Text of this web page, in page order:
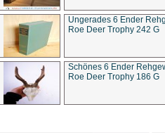
Ungerades 6 Ender
Roe Deer Trophy 242 G
Schönes 6 Ender
Roe Deer Trophy 186 G